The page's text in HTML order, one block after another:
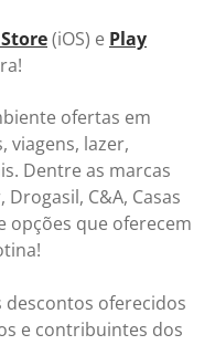
(iOS) e Play
ofertas em
viagens, lazer,
Dentre as marcas
C&A, Casas
opções que oferecem
oferecidos
e contribuintes dos